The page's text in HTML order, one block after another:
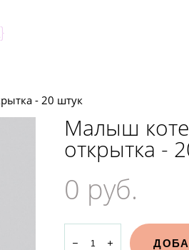
- 20 штук
Малыш
открытка -
0 pуб.